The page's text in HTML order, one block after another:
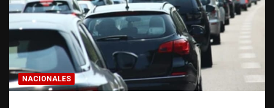
NACIONALES